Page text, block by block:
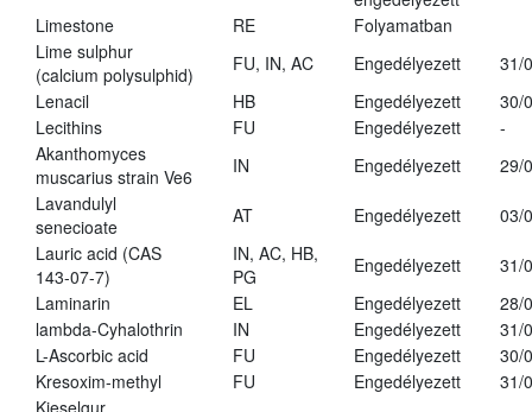
Limestone
RE
Folyamatban
Lime sulphur
(calcium polysulphid)
FU, IN, AC Engedélyezett
31/
Lenacil
HB Engedélyezett
30/
Lecithins
FU Engedélyezett
-
Akanthomyces
muscarius strain Ve6
IN Engedélyezett
29/
Lavandulyl
senecioate
AT Engedélyezett
03/
Lauric acid (CAS
143-07-7)
IN, AC, HB,
PG
Engedélyezett
31/
Laminarin
EL Engedélyezett
28/
lambda-Cyhalothrin
IN Engedélyezett
31/
L-Ascorbic acid
FU Engedélyezett
30/
Kresoxim-methyl
FU Engedélyezett
31/